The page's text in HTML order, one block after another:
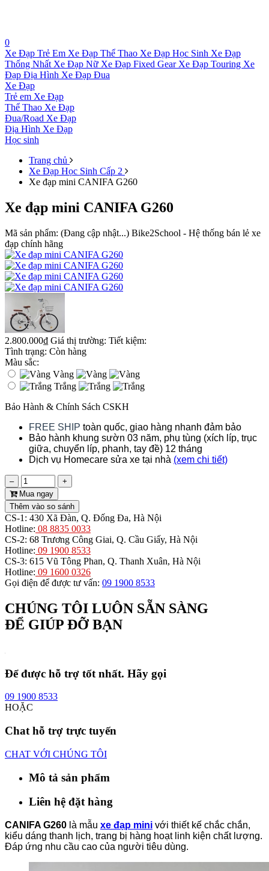
0
Xe Đạp Trẻ Em Xe Đạp Thể Thao Xe Đạp Học Sinh Xe Đạp
Thống Nhất Xe Đạp Nữ Xe Đạp Fixed Gear Xe Đạp Touring Xe
Đạp Địa Hình Xe Đạp Đua
Xe Đạp
Trẻ em Xe Đạp
Thể Thao Xe Đạp
Đua/Road Xe Đạp
Địa Hình Xe Đạp
Học sinh
Trang chủ
Xe Đạp Học Sinh Cấp 2
Xe đạp mini CANIFA G260
Xe đạp mini CANIFA G260
Mã sản phẩm: (Đang cập nhật...) Bike2School - Hệ thống bán lẻ xe
đạp chính hãng
2.800.000₫ Giá thị trường: Tiết kiệm:
Tình trạng: Còn hàng
Màu sắc:
Vàng
Trắng
Bảo Hành & Chính Sách CSKH
FREE SHIP toàn quốc, giao hàng nhanh đảm bảo
Bảo hành khung sườn 03 năm, phụ tùng (xích líp, trục
giữa, chuyển líp, phanh, tay đề) 12 tháng
Dịch vụ Homecare sửa xe tại nhà (xem chi tiết)
–
+
Mua ngay
CS-1: 430 Xã Đàn, Q. Đống Đa, Hà Nội
Hotline: 08 8835 0033
CS-2: 68 Trương Công Giai, Q. Cầu Giấy, Hà Nội
Hotline: 09 1900 8533
CS-3: 615 Vũ Tông Phan, Q. Thanh Xuân, Hà Nội
Hotline: 09 1600 0326
Gọi điện để được tư vấn: 09 1900 8533
CHÚNG TÔI LUÔN SẴN SÀNG
ĐỂ GIÚP ĐỠ BẠN
Để được hỗ trợ tốt nhất. Hãy gọi
09 1900 8533
HOẶC
Chat hỗ trợ trực tuyến
CHAT VỚI CHÚNG TÔI
Mô tả sản phẩm
Liên hệ đặt hàng
CANIFA G260 là mẫu xe đạp mini với thiết kế chắc chắn,
kiểu dáng thanh lịch, trang bị hàng hoạt linh kiện chất lượng.
Đáp ứng nhu cầu cao của người tiêu dùng.